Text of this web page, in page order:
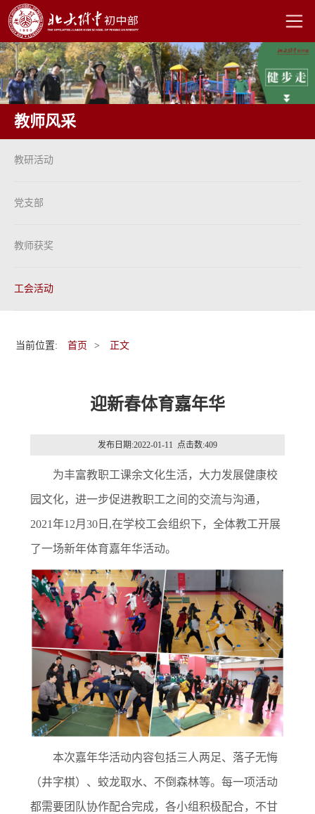
教师风采
教研活动
党支部
教师获奖
工会活动
当前位置: 首页 > 正文
迎新春体育嘉年华
发布日期:2022-01-11 点击数:409
为丰富教职工课余文化生活，大力发展健康校
园文化，进一步促进教职工之间的交流与沟通，
2021年12月30日,在学校工会组织下，全体教工开展
了一场新年体育嘉年华活动。
本次嘉年华活动内容包括三人两足、落子无悔
（井字棋）、蛟龙取水、不倒森林等。每一项活动
都需要团队协作配合完成，各小组积极配合，不甘